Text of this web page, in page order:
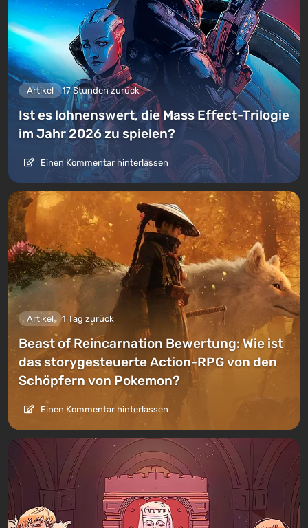
Artikel 17 Stunden zurück
Ist es lohnenswert, die Mass Effect-Trilogie
im Jahr 2026 zu spielen?
Einen Kommentar hinterlassen
Artikel 1 Tag zurück
Beast of Reincarnation Bewertung: Wie ist
das storygesteuerte Action-RPG von den
Schöpfern von Pokemon?
Einen Kommentar hinterlassen